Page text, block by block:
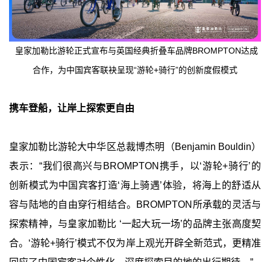
皇家加勒比游轮正式宣布与英国经典折叠车品牌BROMPTON达成
合作，为中国宾客联袂呈现“游轮+骑行”的创新度假模式
携车登船，让岸上探索更自由
皇家加勒比游轮大中华区总裁博杰明（Benjamin Bouldin）
表示：“我们很高兴与BROMPTON携手，以‘游轮+骑行’的
创新模式为中国宾客打造‘海上骑遇’体验，将海上的舒适从
容与陆地的自由穿行相结合。BROMPTON所承载的灵活与
探索精神，与皇家加勒比 ‘一起大玩一场’的品牌主张高度契
合。‘游轮+骑行’模式不仅为岸上观光开辟全新范式，更精准